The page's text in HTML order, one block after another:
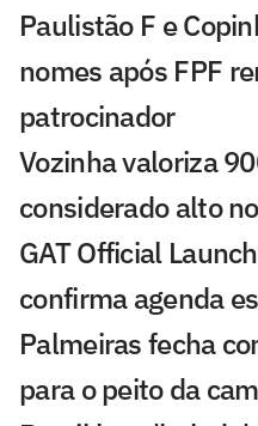
Paulistão F e
nomes após FPF
patrocinador
Vozinha valoriza
considerado alto
GAT Official
confirma agenda
Palmeiras fecha
para o peito da